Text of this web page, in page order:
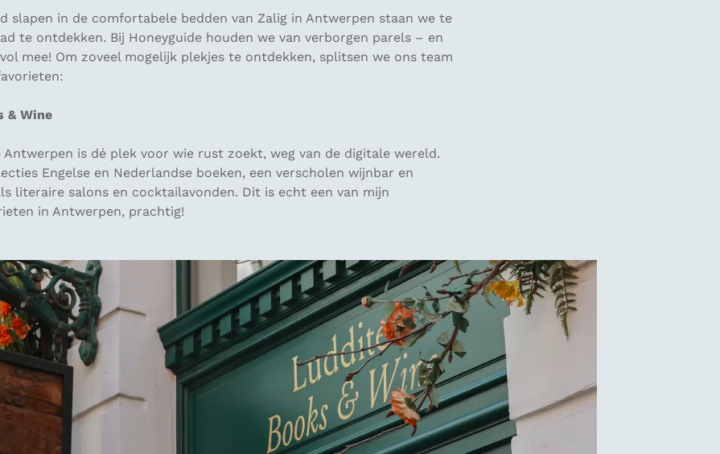
slapen in de comfortabele bedden van Zalig in Antwerpen staan we te
te ontdekken. Bij Honeyguide houden we van verborgen parels – en
mee! Om zoveel mogelijk plekjes te ontdekken, splitsen we ons team
& Wine
Antwerpen is dé plek voor wie rust zoekt, weg van de digitale wereld.
Engelse en Nederlandse boeken, een verscholen wijnbar en
literaire salons en cocktailavonden. Dit is echt een van mijn
in Antwerpen, prachtig!